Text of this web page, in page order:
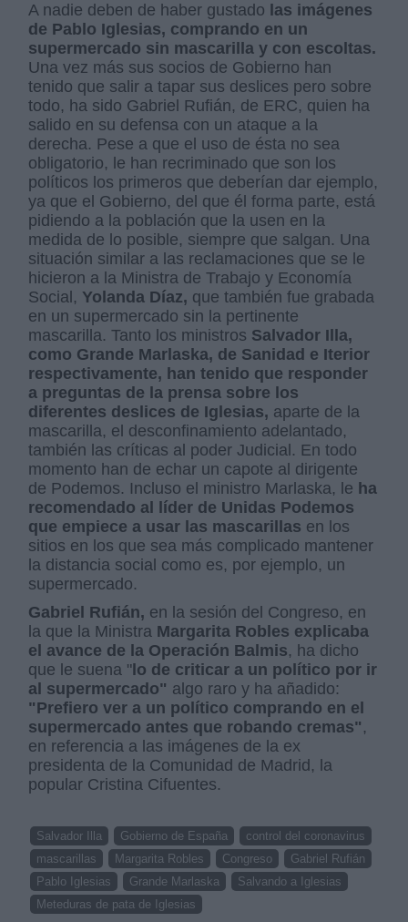
A nadie deben de haber gustado las imágenes
de Pablo Iglesias, comprando en un
supermercado sin mascarilla y con escoltas.
Una vez más sus socios de Gobierno han
tenido que salir a tapar sus deslices pero sobre
todo, ha sido Gabriel Rufián, de ERC, quien ha
salido en su defensa con un ataque a la
derecha. Pese a que el uso de ésta no sea
obligatorio, le han recriminado que son los
políticos los primeros que deberían dar ejemplo,
ya que el Gobierno, del que él forma parte, está
pidiendo a la población que la usen en la
medida de lo posible, siempre que salgan. Una
situación similar a las reclamaciones que se le
hicieron a la Ministra de Trabajo y Economía
Social, Yolanda Díaz, que también fue grabada
en un supermercado sin la pertinente
mascarilla. Tanto los ministros Salvador Illa,
como Grande Marlaska, de Sanidad e Iterior
respectivamente, han tenido que responder
a preguntas de la prensa sobre los
diferentes deslices de Iglesias, aparte de la
mascarilla, el desconfinamiento adelantado,
también las críticas al poder Judicial. En todo
momento han de echar un capote al dirigente
de Podemos. Incluso el ministro Marlaska, le ha
recomendado al líder de Unidas Podemos
que empiece a usar las mascarillas en los
sitios en los que sea más complicado mantener
la distancia social como es, por ejemplo, un
supermercado.
Gabriel Rufián, en la sesión del Congreso, en
la que la Ministra Margarita Robles explicaba
el avance de la Operación Balmis, ha dicho
que le suena " lo de criticar a un político por ir
al supermercado" algo raro y ha añadido:
"Prefiero ver a un político comprando en el
supermercado antes que robando cremas" ,
en referencia a las imágenes de la ex
presidenta de la Comunidad de Madrid, la
popular Cristina Cifuentes.
Salvador Illa Gobierno de España
control del coronavirus
mascarillas
Margarita Robles Congreso
Gabriel Rufián
Pablo Iglesias
Grande Marlaska
Salvando a Iglesias
Meteduras de pata de Iglesias